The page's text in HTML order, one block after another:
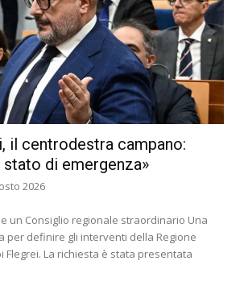
il centrodestra campano:
di emergenza»
2026
un Consiglio regionale straordinario Una
per definire gli interventi della Regione
Flegrei. La richiesta è stata presentata